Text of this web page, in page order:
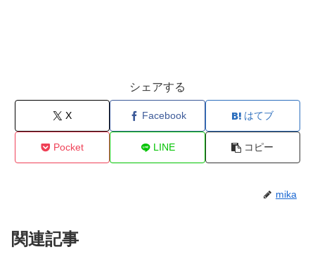
シェアする
X Facebook はてブ
Pocket LINE コピー
mika
関連記事